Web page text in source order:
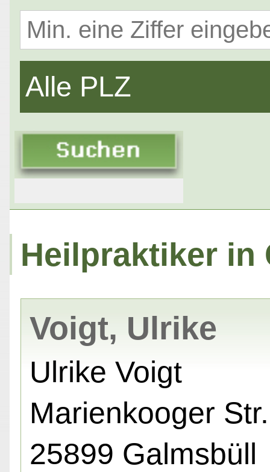
Alle PLZ
Heilpraktiker in
Voigt, Ulrike
Ulrike Voigt
Marienkooger
25899 Galmsbüll